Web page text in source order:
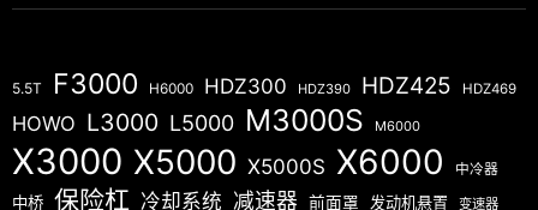
5.5T F3000 H6000 HDZ300 HDZ390 HDZ425 HDZ469
HOWO L3000 L5000 M3000S M6000
X3000 X5000 X5000S X6000 中冷器
中桥 保险杠 冷却系统 减速器 前面罩 发动机悬置 变速器